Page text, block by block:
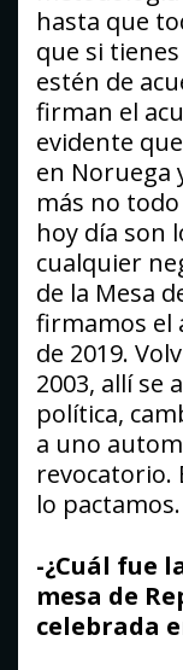
hasta que
que si
estén de
firman el
evidente
en Noruega
más no
hoy día son
cualquier
de la Mesa
firmamos el
de 2019.
2003, allí se
política,
a uno
revocatorio.
lo
-¿Cuál fue
mesa de
celebrada